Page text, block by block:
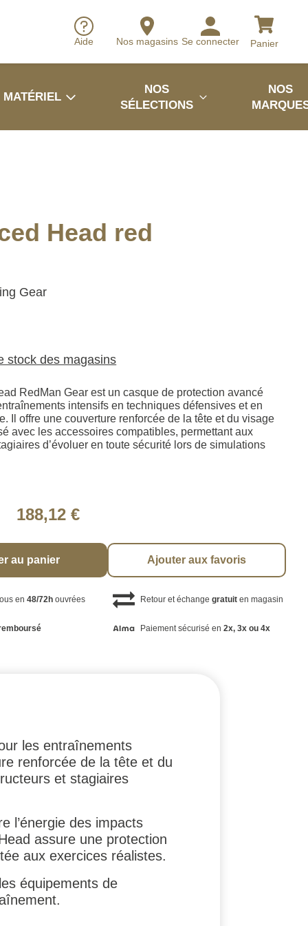
Aide Nos magasins Se connecter Panier
MATÉRIEL
NOS
SÉLECTIONS
NOS
Head red
Gear
stock des magasins
RedMan Gear est un casque de protection avancé
intensifs en techniques défensives et en
Il offre une couverture renforcée de la tête et du visage
avec les accessoires compatibles, permettant aux
d’évoluer en toute sécurité lors de simulations
188,12 €
au panier Ajouter aux favoris
en48/72h ouvrées Retour et échange gratuiten magasin
Paiement sécurisé en 2x, 3x ou 4x
les entraînements
renforcée de la tête et du
et stagiaires
l’énergie des impacts
assure une protection
aux exercices réalistes.
équipements de